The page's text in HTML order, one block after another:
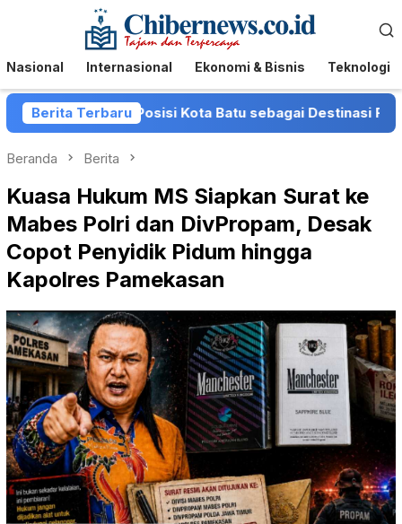
Menu
Mobile
Nasional Internasional Ekonomi & Bisnis Teknologi
Berita Terbaru
Posisi Kota Batu sebagai Destinasi Festival Musik
Beranda Berita
Kuasa Hukum MS Siapkan Surat ke
Mabes Polri dan DivPropam, Desak
Copot Penyidik Pidum hingga
Kapolres Pamekasan